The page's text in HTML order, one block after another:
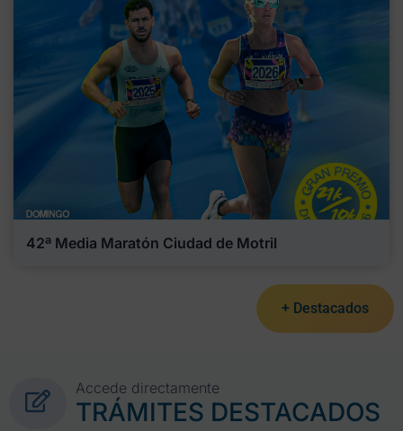
42ª Media Maratón Ciudad de Motril
+ Destacados
Accede directamente
TRÁMITES DESTACADOS